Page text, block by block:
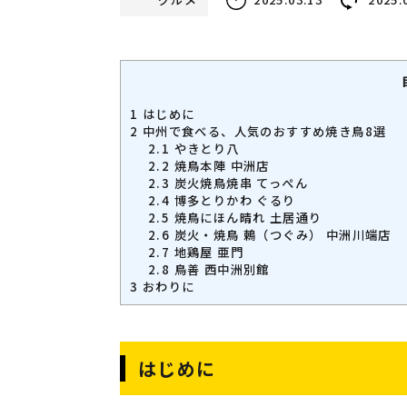
1 はじめに
2 中州で食べる、人気のおすすめ焼き鳥8選
2.1 やきとり八
2.2 焼鳥本陣 中洲店
2.3 炭火焼鳥焼串 てっぺん
2.4 博多とりかわ ぐるり
2.5 焼鳥にほん晴れ 土居通り
2.6 炭火・焼鳥 鶫（つぐみ） 中洲川端店
2.7 地鶏屋 亜門
2.8 鳥善 西中洲別館
3 おわりに
はじめに